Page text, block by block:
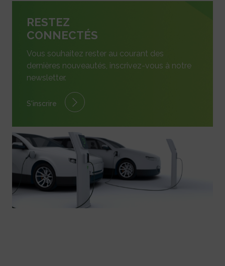
RESTEZ
CONNECTÉS
Vous souhaitez rester au courant des
dernières nouveautés, inscrivez-vous à notre
newsletter.
S'inscrire